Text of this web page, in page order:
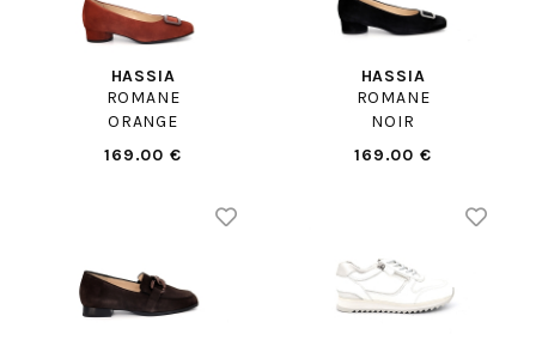
HASSIA
ROMANE
ORANGE
169.00 €
HASSIA
ROMANE
NOIR
169.00 €